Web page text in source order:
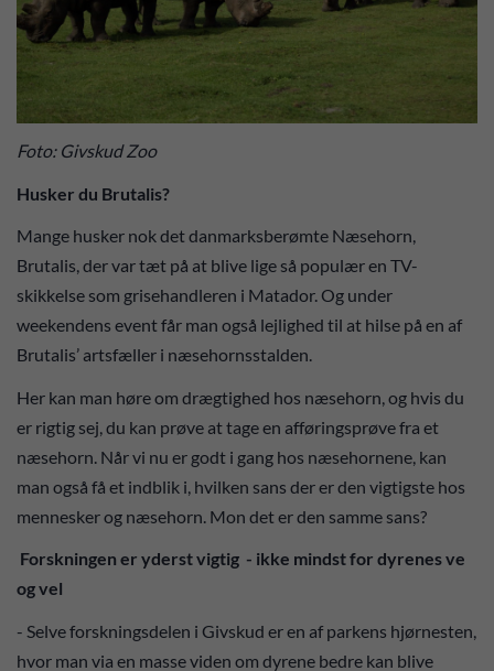
Foto: Givskud Zoo
Husker du Brutalis?
Mange husker nok det danmarksberømte Næsehorn,
Brutalis, der var tæt på at blive lige så populær en TV-
skikkelse som grisehandleren i Matador. Og under
weekendens event får man også lejlighed til at hilse på en af
Brutalis’ artsfæller i næsehornsstalden.
Her kan man høre om drægtighed hos næsehorn, og hvis du
er rigtig sej, du kan prøve at tage en afføringsprøve fra et
næsehorn. Når vi nu er godt i gang hos næsehornene, kan
man også få et indblik i, hvilken sans der er den vigtigste hos
mennesker og næsehorn. Mon det er den samme sans?
Forskningen er yderst vigtig - ikke mindst for dyrenes ve
og vel
- Selve forskningsdelen i Givskud er en af parkens hjørnesten,
hvor man via en masse viden om dyrene bedre kan blive